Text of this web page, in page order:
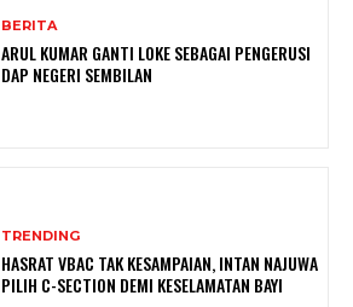
BERITA
ARUL KUMAR GANTI LOKE SEBAGAI PENGERUSI
DAP NEGERI SEMBILAN
TRENDING
HASRAT VBAC TAK KESAMPAIAN, INTAN NAJUWA
PILIH C-SECTION DEMI KESELAMATAN BAYI